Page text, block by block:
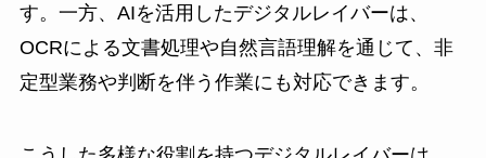
す。一方、AIを活用したデジタルレイバーは、
OCRによる文書処理や自然言語理解を通じて、非
定型業務や判断を伴う作業にも対応できます。